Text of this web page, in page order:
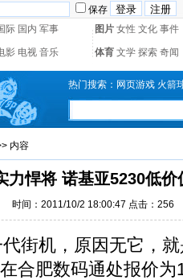
保存
际 国内 军事 图片 女性 文化 事件
影 电视 音乐 体育 文学 探索 奇闻
热门搜索： 网页游戏 火箭
内容
力悍将 诺基亚5230低价
时间：2011/10/2 18:00:47 点击： 256
街机，原因无它，
合肥数码通处报价